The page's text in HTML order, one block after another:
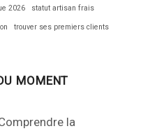
2026 statut artisan frais
trouver ses premiers clients
MOMENT
la